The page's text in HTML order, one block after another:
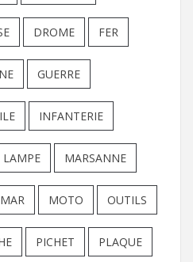
DROME FER
GUERRE
INFANTERIE
LAMPE MARSANNE
MOTO OUTILS
PICHET PLAQUE